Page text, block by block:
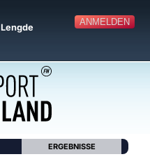
ANMELDEN
Lengde
ERGEBNISSE